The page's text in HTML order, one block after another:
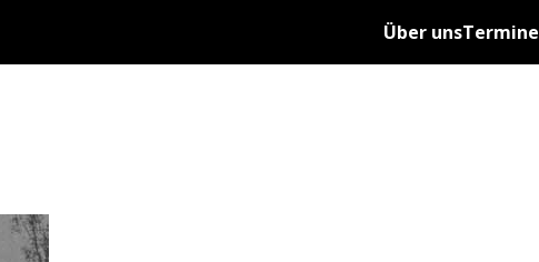
Über unsTermine